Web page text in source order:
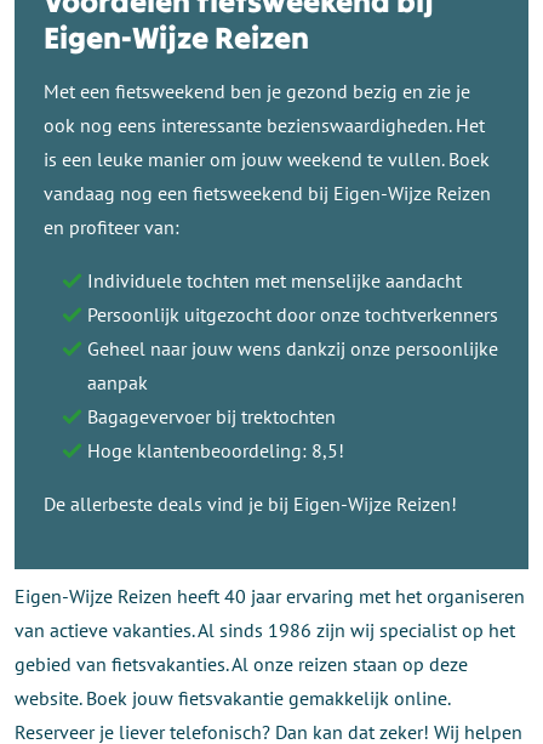
Eigen-Wijze Reizen
Met een fietsweekend ben je gezond bezig en zie je
ook nog eens interessante bezienswaardigheden. Het
is een leuke manier om jouw weekend te vullen. Boek
vandaag nog een fietsweekend bij Eigen-Wijze Reizen
en profiteer van:
Individuele tochten met menselijke aandacht
Persoonlijk uitgezocht door onze tochtverkenners
Geheel naar jouw wens dankzij onze persoonlijke
aanpak
Bagagevervoer bij trektochten
Hoge klantenbeoordeling: 8,5!
De allerbeste deals vind je bij Eigen-Wijze Reizen!
Eigen-Wijze Reizen heeft 40 jaar ervaring met het organiseren
van actieve vakanties. Al sinds 1986 zijn wij specialist op het
gebied van fietsvakanties. Al onze reizen staan op deze
website. Boek jouw fietsvakantie gemakkelijk online.
Reserveer je liever telefonisch? Dan kan dat zeker! Wij helpen